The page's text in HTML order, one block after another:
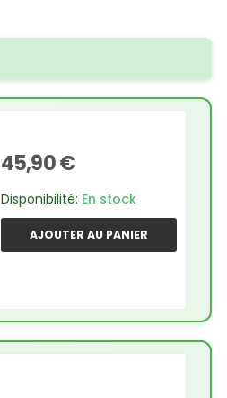
45,90 €
Disponibilité: En stock
AJOUTER AU PANIER